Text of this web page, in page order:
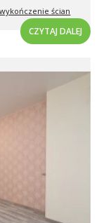
wykończenie ścian
CZYTAJ DALEJ